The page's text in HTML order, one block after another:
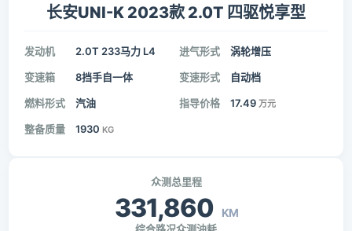
长安UNI-K 2023款 2.0T 四驱悦享型
发动机 2.0T 233马力 L4 进气形式 涡轮增压
变速箱 8挡手自一体 变速形式 自动档
燃料形式 汽油 指导价格 17.49 万元
整备质量 1930 KG
众测总里程
331,860 KM